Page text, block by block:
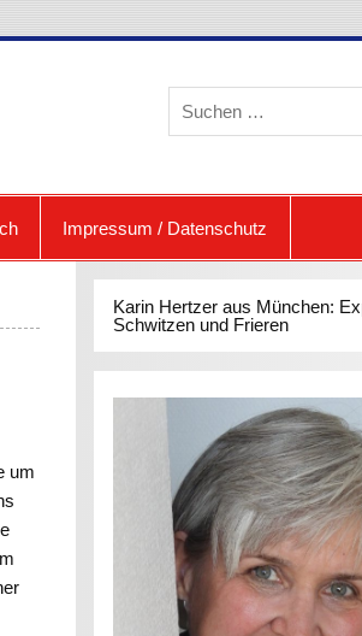
und
Impressum / Datenschutz
um
Karin Hertzer aus München:
Schwitzen und Frieren